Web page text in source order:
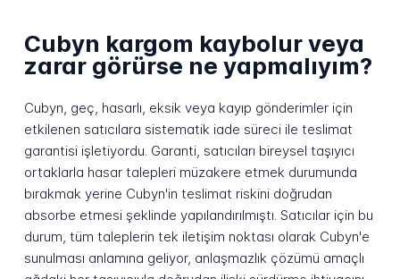
Cubyn kargom kaybolur veya
zarar görürse ne yapmalıyım?
Cubyn, geç, hasarlı, eksik veya kayıp gönderimler için
etkilenen satıcılara sistematik iade süreci ile teslimat
garantisi işletiyordu. Garanti, satıcıları bireysel taşıyıcı
ortaklarla hasar talepleri müzakere etmek durumunda
bırakmak yerine Cubyn'in teslimat riskini doğrudan
absorbe etmesi şeklinde yapılandırılmıştı. Satıcılar için bu
durum, tüm taleplerin tek iletişim noktası olarak Cubyn'e
sunulması anlamına geliyor, anlaşmazlık çözümü amaçlı